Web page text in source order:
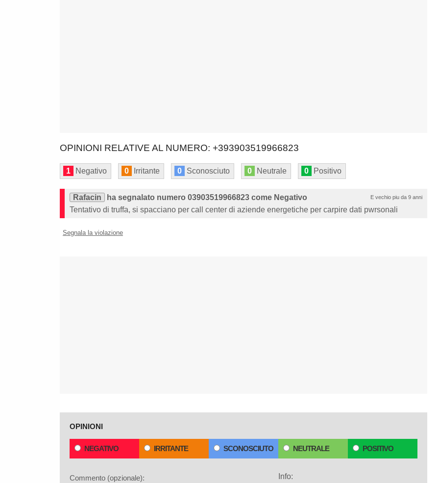
OPINIONI RELATIVE AL NUMERO: +393903519966823
1 Negativo 0 Irritante 0 Sconosciuto 0 Neutrale 0 Positivo
E vechio piu da 9 anni
Rafacin
ha segnalato numero 03903519966823 come Negativo
Tentativo di truffa, si spacciano per call center di aziende energetiche per carpire dati pwrsonali
Segnala la violazione
OPINIONI
NEGATIVO IRRITANTE SCONOSCIUTO NEUTRALE POSITIVO
Commento (opzionale):
Info: